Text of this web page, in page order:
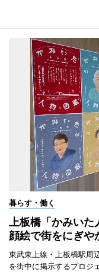
暮らす・働く
上板橋「かみい
顔絵で街をにぎや
東武東上線・上板橋駅周
を街中に掲示するプロジ